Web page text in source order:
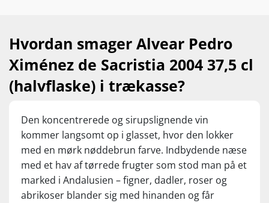
Hvordan smager Alvear Pedro
Ximénez de Sacristia 2004 37,5 cl
(halvflaske) i trækasse?
Den koncentrerede og sirupslignende vin
kommer langsomt op i glasset, hvor den lokker
med en mørk nøddebrun farve. Indbydende næse
med et hav af tørrede frugter som stod man på et
marked i Andalusien – figner, dadler, roser og
abrikoser blander sig med hinanden og får